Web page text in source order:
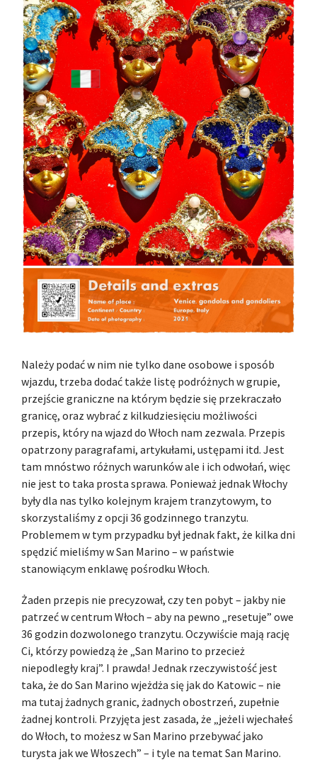
Należy podać w nim nie tylko dane osobowe i sposób
wjazdu, trzeba dodać także listę podróżnych w grupie,
przejście graniczne na którym będzie się przekraczało
granicę, oraz wybrać z kilkudziesięciu możliwości
przepis, który na wjazd do Włoch nam zezwala. Przepis
opatrzony paragrafami, artykułami, ustępami itd. Jest
tam mnóstwo różnych warunków ale i ich odwołań, więc
nie jest to taka prosta sprawa. Ponieważ jednak Włochy
były dla nas tylko kolejnym krajem tranzytowym, to
skorzystaliśmy z opcji 36 godzinnego tranzytu.
Problemem w tym przypadku był jednak fakt, że kilka dni
spędzić mieliśmy w San Marino – w państwie
stanowiącym enklawę pośrodku Włoch.
Żaden przepis nie precyzował, czy ten pobyt – jakby nie
patrzeć w centrum Włoch – aby na pewno „resetuje” owe
36 godzin dozwolonego tranzytu. Oczywiście mają rację
Ci, którzy powiedzą że „San Marino to przecież
niepodległy kraj”. I prawda! Jednak rzeczywistość jest
taka, że do San Marino wjeżdża się jak do Katowic – nie
ma tutaj żadnych granic, żadnych obostrzeń, zupełnie
żadnej kontroli. Przyjęta jest zasada, że „jeżeli wjechałeś
do Włoch, to możesz w San Marino przebywać jako
turysta jak we Włoszech” – i tyle na temat San Marino.